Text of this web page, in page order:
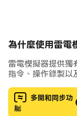
水平滑动手指可以
深具竞争力和挑战
出牌建议功能给您
為什麼使用雷電
雷電模擬器提供獨
指令、操作錄製以
多開和同步功
能